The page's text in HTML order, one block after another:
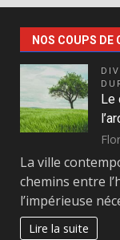
NOS COUPS DE
Le
La ville
chemins entre
l’impérieuse
Lire la suite